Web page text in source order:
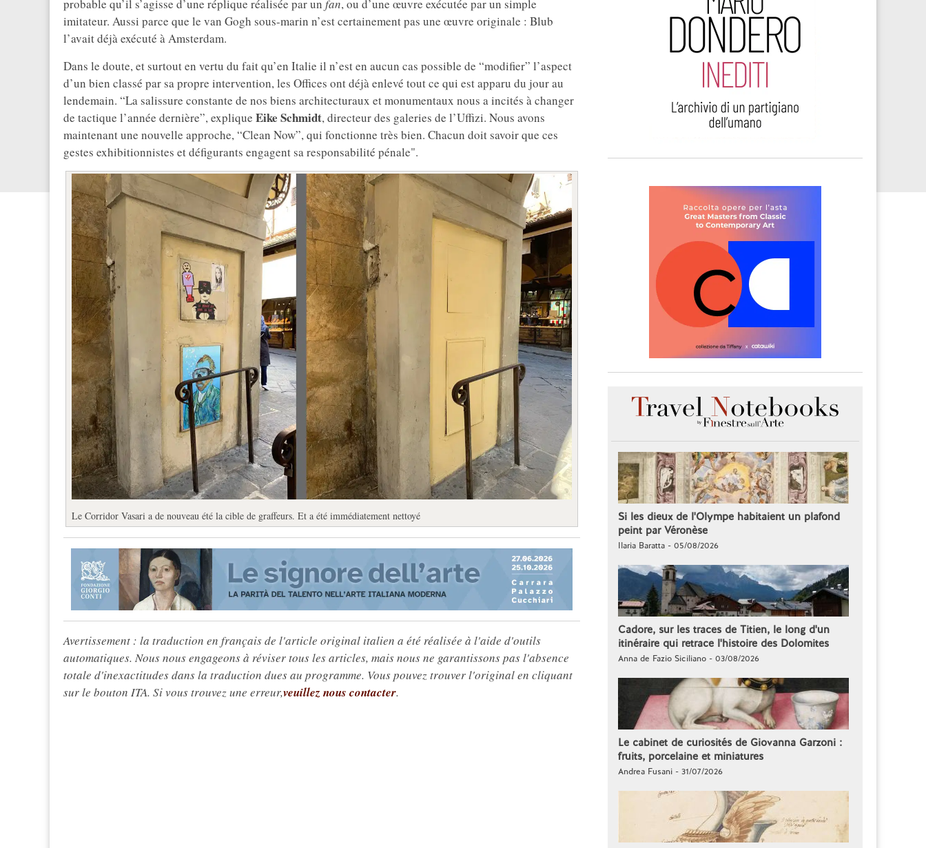
probable qu’il s’agisse d’une réplique réalisée par un fan, ou d’une œuvre exécutée par un simple
imitateur. Aussi parce que le van Gogh sous-marin n’est certainement pas une œuvre originale : Blub
l’avait déjà exécuté à Amsterdam.
Dans le doute, et surtout en vertu du fait qu’en Italie il n’est en aucun cas possible de “modifier” l’aspect
d’un bien classé par sa propre intervention, les Offices ont déjà enlevé tout ce qui est apparu du jour au
lendemain. “La salissure constante de nos biens architecturaux et monumentaux nous a incités à changer
de tactique l’année dernière”, explique Eike Schmidt, directeur des galeries de l’Uffizi. Nous avons
maintenant une nouvelle approche, “Clean Now”, qui fonctionne très bien. Chacun doit savoir que ces
gestes exhibitionnistes et défigurants engagent sa responsabilité pénale".
Le Corridor Vasari a de nouveau été la cible de graffeurs. Et a été immédiatement nettoyé
Avertissement : la traduction en français de l'article original italien a été réalisée à l'aide d'outils
automatiques. Nous nous engageons à réviser tous les articles, mais nous ne garantissons pas l'absence
totale d'inexactitudes dans la traduction dues au programme. Vous pouvez trouver l'original en cliquant
sur le bouton ITA. Si vous trouvez une erreur,veuillez nous contacter.
Si les dieux de l'Olympe habitaient un plafond
peint par Véronèse
Ilaria Baratta - 05/08/2026
Cadore, sur les traces de Titien, le long d'un
itinéraire qui retrace l'histoire des Dolomites
Anna de Fazio Siciliano - 03/08/2026
Le cabinet de curiosités de Giovanna Garzoni :
fruits, porcelaine et miniatures
Andrea Fusani - 31/07/2026